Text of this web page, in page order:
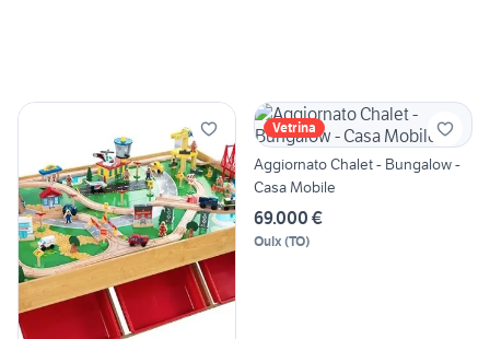
Vetrina
Aggiornato Chalet - Bungalow -
Casa Mobile
69.000 €
Oulx (TO)